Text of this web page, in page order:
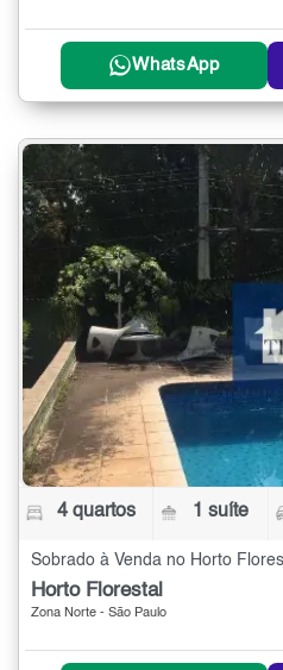
WhatsApp
4 quartos 1 suíte
Sobrado à Venda no Horto
Horto Florestal
Zona Norte - São Paulo